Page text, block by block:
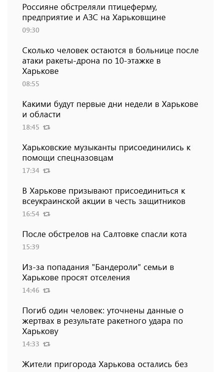
Россияне обстреляли птицеферму,
предприятие и АЗС на Харьковщине
09:30
Сколько человек остаются в больнице после
атаки ракеты-дрона по 10-этажке в
Харькове
08:55
Какими будут первые дни недели в Харькове
и области
18:45
Харьковские музыканты присоединились к
помощи спецназовцам
17:34
В Харькове призывают присоединиться к
всеукраинской акции в честь защитников
16:54
После обстрелов на Салтовке спасли кота
15:39
Из-за попадания "Бандероли" семьи в
Харькове просят отселения
14:46
Погиб один человек: уточнены данные о
жертвах в результате ракетного удара по
Харькову
14:33
Жители пригорода Харькова остались без